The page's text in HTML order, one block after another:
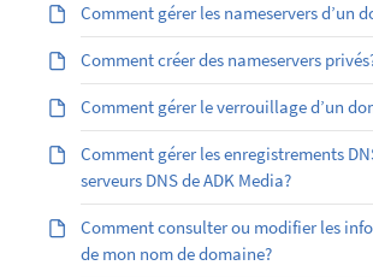
Comment gérer les nameservers d’un
Comment créer des nameservers
Comment gérer le verrouillage d’un
Comment gérer les enregistrements
serveurs DNS de ADK Media?
Comment consulter ou modifier les
de mon nom de domaine?